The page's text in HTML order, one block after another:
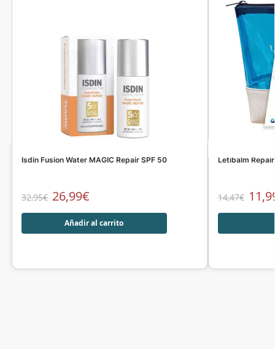
Isdin Fusion Water MAGIC Repair SPF 50
32,95€ 26,99€
Añadir al carrito
Letibalm
14,47€